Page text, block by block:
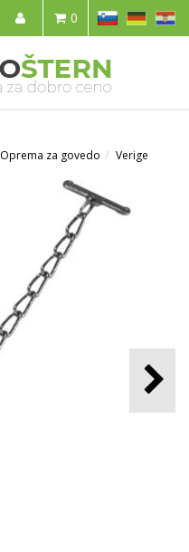
IŠČI
SL HR
0
Oprema za govedo Verige